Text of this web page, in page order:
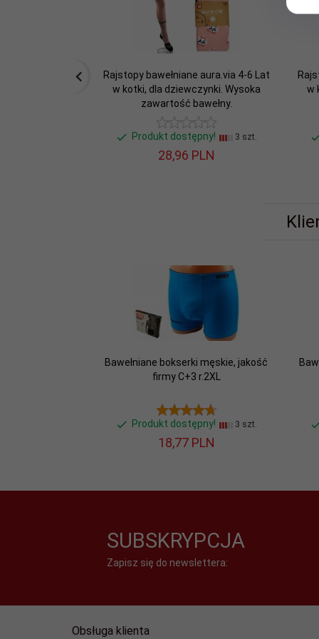
+ 7 lat
Rajstopy bawełniane aura.via 4-6 Lat
w kotki, dla dziewczynki. Wysoka
zawartość bawełny.
Produkt dostępny! 3 szt.
28,96 PLN
w
Bawełniane bokserki męskie, jakość
firmy C+3 r.2XL
Produkt dostępny! 3 szt.
18,77 PLN
SUBSKRYPCJA
Zapisz się do newslettera:
Obsługa klienta